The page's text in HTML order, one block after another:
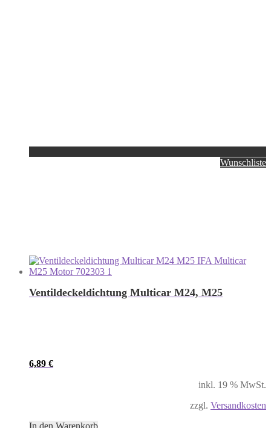
Wunschliste
Ventildeckeldichtung Multicar M24, M25
6,89 €
inkl. 19 % MwSt.
zzgl. Versandkosten